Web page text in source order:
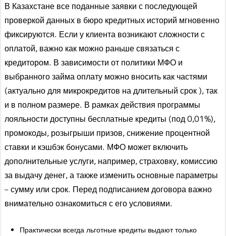
В Казахстане все поданные заявки с последующей
проверкой данных в бюро кредитных историй мгновенно
фиксируются. Если у клиента возникают сложности с
оплатой, важно как можно раньше связаться с
кредитором. В зависимости от политики МФО и
выбранного займа оплату можно вносить как частями
(актуально для микрокредитов на длительный срок ), так
и в полном размере. В рамках действия программы
лояльности доступны бесплатные кредиты (под 0,01%),
промокоды, розыгрыши призов, снижение процентной
ставки и кэшбэк бонусами. МФО может включить
дополнительные услуги, например, страховку, комиссию
за выдачу денег, а также изменить основные параметры
– сумму или срок. Перед подписанием договора важно
внимательно ознакомиться с его условиями.
Практически всегда льготные кредиты выдают только